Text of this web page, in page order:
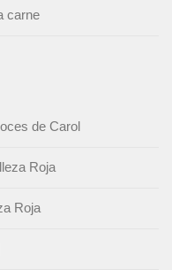
carne
de Carol
Roja
Roja